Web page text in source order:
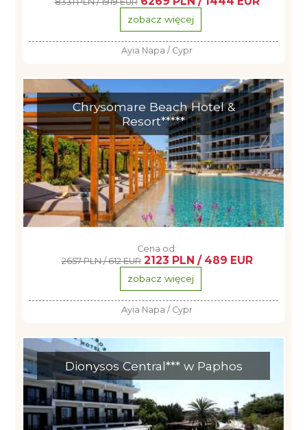
zobacz więcej
Ayia Napa / Cypr
Chrysomare Beach Hotel &
Resort*****
Cena od:
2657 PLN / 612 EUR 2123 PLN / 489 EUR
zobacz więcej
Ayia Napa / Cypr
Dionysos Central*** w Paphos